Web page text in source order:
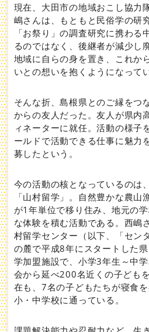
現在、大田市の地域おこし協力
嶋さんは、もともと民俗学の研
「お祭り」の調査研究に携わる
るのではなく、後継者が減少し
地域に自らの身を置き、これか
いとの想いを抱くようになって
そんな折、島根県とのご縁をつ
からの友人だった。友人が県内
ィネーターに就任。活動の様子
ールドで活動できる仕事に魅力
募したという。
今の活動の核となっているのは
「山村留学」。自然豊かな農山
が1年単位で移り住み、地元の
な体験を積む活動である。西嶋
村留学センター（以下、「セン
の麓で平成8年にスタートした
学加盟施設で、小学3年生～中
会から延べ200名近くの子ども
在も、7名の子どもたちが寝食
小・中学校に通っている。